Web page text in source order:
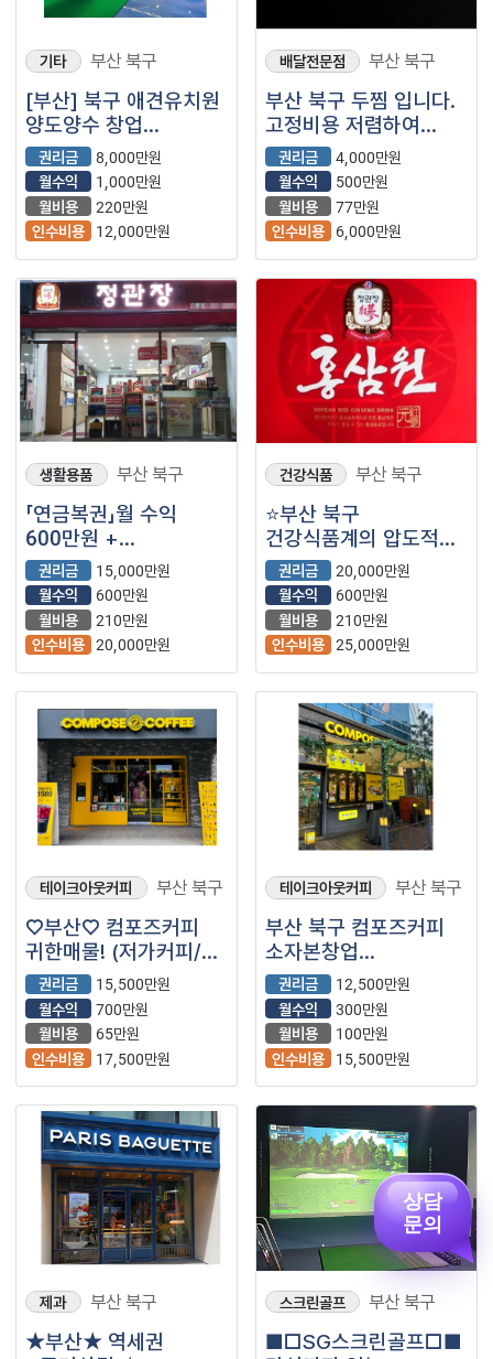
기타 부산 북구
[부산] 북구 애견유치원
양도양수 창업
(애견호텔/반려견/
애견미용)
권리금
8,000만원
월수익
1,000만원
월비용
220만원
인수비용
12,000만원
배달전문점 부산 북구
부산 북구 두찜 입니다.
고정비용 저렴하여
꾸준한 수익 가져갈수
있는 매장입니다.
권리금
4,000만원
월수익
500만원
월비용
77만원
인수비용
6,000만원
생활용품 부산 북구
「연금복권」월 수익
600만원 +
@【정관장】
권리금
15,000만원
월수익
600만원
월비용
210만원
인수비용 20,000만원
건강식품 부산 북구
⭐부산 북구
건강식품계의 압도적인
1등 ＂정관장＂ 입니다
⭐
권리금
20,000만원
월수익
600만원
월비용
210만원
인수비용 25,000만원
테이크아웃커피 부산 북구
♡부산♡ 컴포즈커피
귀한매물! (저가커피/
프랜차이즈커피/카페/)
권리금
15,500만원
월수익
700만원
월비용
65만원
인수비용
17,500만원
테이크아웃커피 부산 북구
부산 북구 컴포즈커피
소자본창업
(프랜차이즈/저가커피/
카페)
권리금
12,500만원
월수익
300만원
월비용
100만원
인수비용
15,500만원
제과 부산 북구
★부산★ 역세권
스크린골프 부산 북구
■□SG스크린골프□■
상담
문의